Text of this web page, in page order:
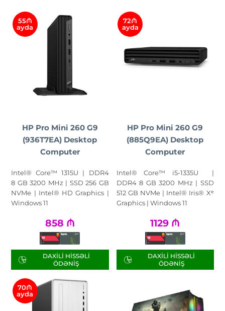
55₼
ayda
HP Pro Mini 260 G9
(936T7EA) Desktop
Computer
Intel® Core™ 1315U | DDR4
8 GB 3200 MHz | SSD 256 GB
NVMe | Intel® HD Graphics |
Windows 11
858 ₼
DAXILI HISSƏLI
ÖDƏNIŞ
72₼
ayda
HP Pro Mini 260 G9
(885Q9EA) Desktop
Computer
Intel® Core™ i5-1335U |
DDR4 8 GB 3200 MHz | SSD
512 GB NVMe | Intel® Iris® Xᵉ
Graphics | Windows 11
1129 ₼
DAXILI HISSƏLI
ÖDƏNIŞ
70₼
ayda